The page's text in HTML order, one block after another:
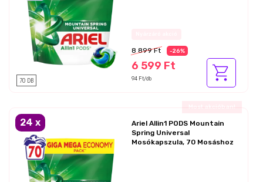
70 DB
8 899 Ft -26%
6 599 Ft
94 Ft/db
Ajándék akció!
24 x
Ariel Allin1 PODS Mountain
Spring Universal
Mosókapszula, 70 Mosáshoz